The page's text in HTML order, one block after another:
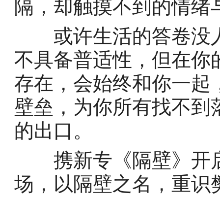
隔，却触摸不到的情绪
或许生活的答卷没
不具备普适性，但在你
存在，会始终和你一起
壁垒，为你所有找不到
的出口。
携新专《隔壁》开
场，以隔壁之名，重识